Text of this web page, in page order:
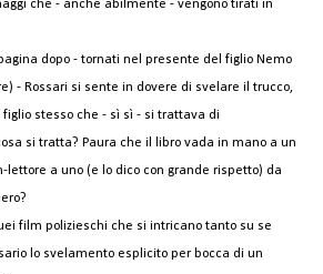
che - anche abilmente - vengono tirati in
dopo - tornati nel presente del figlio Nemo
- Rossari si sente in dovere di svelare il trucco,
stesso che - sì sì - si trattava di
si tratta? Paura che il libro vada in mano a un
lettore a uno (e lo dico con grande rispetto) da
film polizieschi che si intricano tanto su se
lo svelamento esplicito per bocca di un